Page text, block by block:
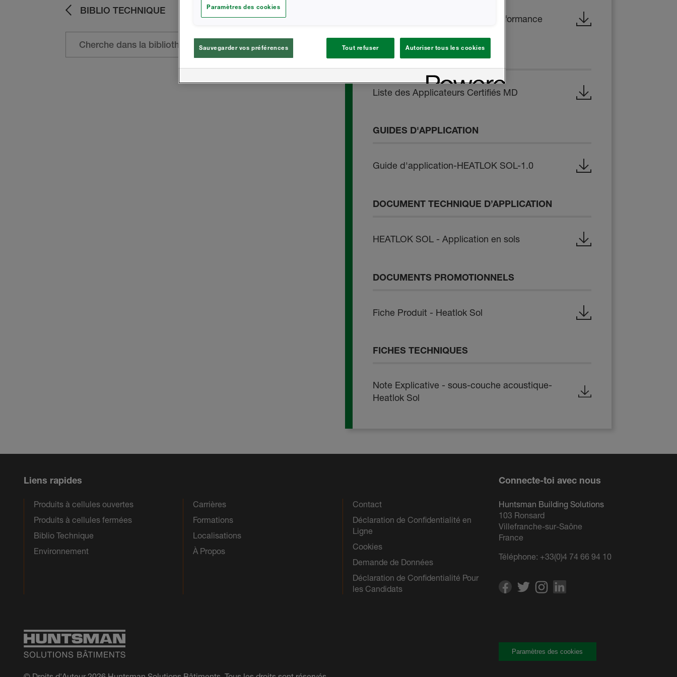
BIBLIO TECHNIQUE
Heatlok Sol - Déclaration de Performance
DOCUMENTS TECHNIQUES
Liste des Applicateurs Certifiés MD
GUIDES D'APPLICATION
Guide d'application-HEATLOK SOL-1.0
DOCUMENT TECHNIQUE D’APPLICATION
HEATLOK SOL - Application en sols
DOCUMENTS PROMOTIONNELS
Fiche Produit - Heatlok Sol
FICHES TECHNIQUES
Note Explicative - sous-couche acoustique-
Heatlok Sol
Liens rapides
Produits à cellules ouvertes
Produits à cellules fermées
Biblio Technique
Environnement
Carrières
Formations
Localisations
À Propos
Contact
Déclaration de Confidentialité en
Ligne
Cookies
Demande de Données
Déclaration de Confidentialité Pour
les Candidats
Connecte-toi avec nous
Huntsman Building Solutions
103 Ronsard
Villefranche-sur-Saône
France
Téléphone: +33(0)4 74 66 94 10
Paramètres des cookies
Paramètres des cookies
Sauvegarder vos préférences Tout refuser Autoriser tous les cookies